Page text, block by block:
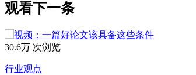
观看下一条
30.6万 次浏览
行业观点